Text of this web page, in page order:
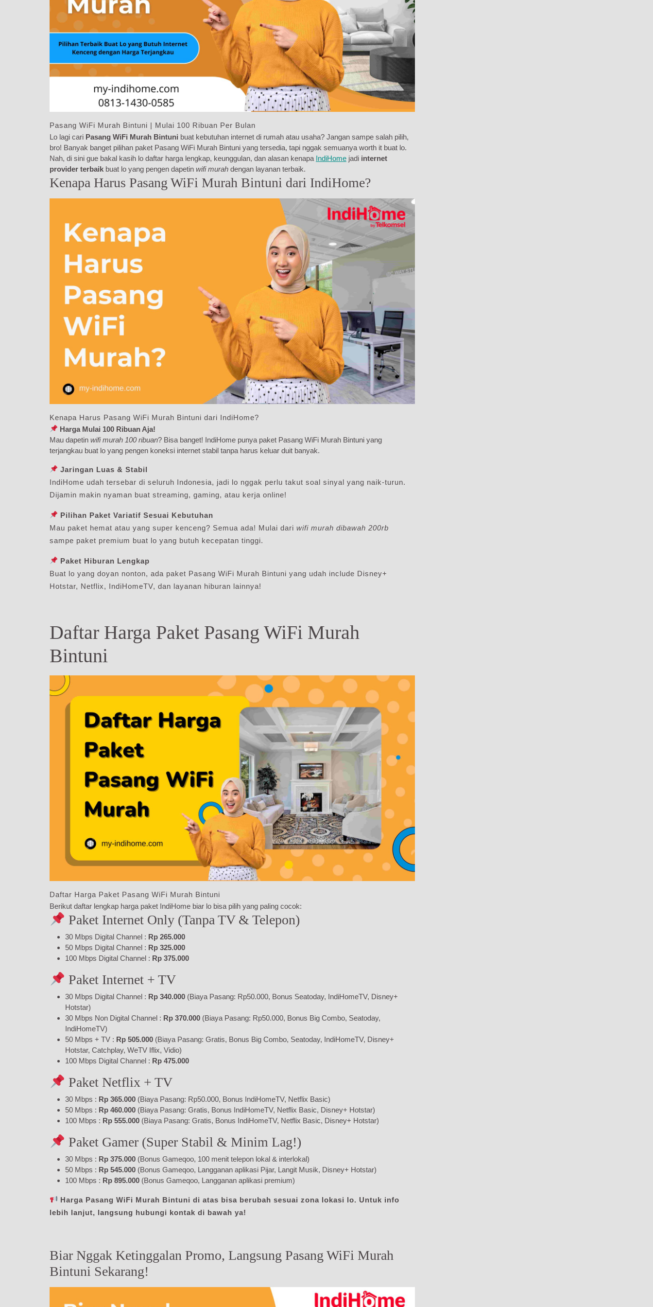
Pasang WiFi Murah Bintuni | Mulai 100 Ribuan Per Bulan
Lo lagi cari Pasang WiFi Murah Bintuni buat kebutuhan internet di rumah atau usaha? Jangan sampe salah pilih,
bro! Banyak banget pilihan paket Pasang WiFi Murah Bintuni yang tersedia, tapi nggak semuanya worth it buat lo.
Nah, di sini gue bakal kasih lo daftar harga lengkap, keunggulan, dan alasan kenapa IndiHome jadi internet
provider terbaik buat lo yang pengen dapetin wifi murah dengan layanan terbaik.
Kenapa Harus Pasang WiFi Murah Bintuni dari IndiHome?
Kenapa Harus Pasang WiFi Murah Bintuni dari IndiHome?
Harga Mulai 100 Ribuan Aja!
Mau dapetin wifi murah 100 ribuan? Bisa banget! IndiHome punya paket Pasang WiFi Murah Bintuni yang
terjangkau buat lo yang pengen koneksi internet stabil tanpa harus keluar duit banyak.
Jaringan Luas & Stabil
IndiHome udah tersebar di seluruh Indonesia, jadi lo nggak perlu takut soal sinyal yang naik-turun.
Dijamin makin nyaman buat streaming, gaming, atau kerja online!
Pilihan Paket Variatif Sesuai Kebutuhan
Mau paket hemat atau yang super kenceng? Semua ada! Mulai dari wifi murah dibawah 200rb
sampe paket premium buat lo yang butuh kecepatan tinggi.
Paket Hiburan Lengkap
Buat lo yang doyan nonton, ada paket Pasang WiFi Murah Bintuni yang udah include Disney+
Hotstar, Netflix, IndiHomeTV, dan layanan hiburan lainnya!
Daftar Harga Paket Pasang WiFi Murah
Bintuni
Daftar Harga Paket Pasang WiFi Murah Bintuni
Berikut daftar lengkap harga paket IndiHome biar lo bisa pilih yang paling cocok:
Paket Internet Only (Tanpa TV & Telepon)
30 Mbps Digital Channel : Rp 265.000
50 Mbps Digital Channel : Rp 325.000
100 Mbps Digital Channel : Rp 375.000
Paket Internet + TV
30 Mbps Digital Channel : Rp 340.000 (Biaya Pasang: Rp50.000, Bonus Seatoday, IndiHomeTV, Disney+
Hotstar)
30 Mbps Non Digital Channel : Rp 370.000 (Biaya Pasang: Rp50.000, Bonus Big Combo, Seatoday,
IndiHomeTV)
50 Mbps + TV : Rp 505.000 (Biaya Pasang: Gratis, Bonus Big Combo, Seatoday, IndiHomeTV, Disney+
Hotstar, Catchplay, WeTV Iflix, Vidio)
100 Mbps Digital Channel : Rp 475.000
Paket Netflix + TV
30 Mbps : Rp 365.000 (Biaya Pasang: Rp50.000, Bonus IndiHomeTV, Netflix Basic)
50 Mbps : Rp 460.000 (Biaya Pasang: Gratis, Bonus IndiHomeTV, Netflix Basic, Disney+ Hotstar)
100 Mbps : Rp 555.000 (Biaya Pasang: Gratis, Bonus IndiHomeTV, Netflix Basic, Disney+ Hotstar)
Paket Gamer (Super Stabil & Minim Lag!)
30 Mbps : Rp 375.000 (Bonus Gameqoo, 100 menit telepon lokal & interlokal)
50 Mbps : Rp 545.000 (Bonus Gameqoo, Langganan aplikasi Pijar, Langit Musik, Disney+ Hotstar)
100 Mbps : Rp 895.000 (Bonus Gameqoo, Langganan aplikasi premium)
Harga Pasang WiFi Murah Bintuni di atas bisa berubah sesuai zona lokasi lo. Untuk info
lebih lanjut, langsung hubungi kontak di bawah ya!
Biar Nggak Ketinggalan Promo, Langsung Pasang WiFi Murah
Bintuni Sekarang!